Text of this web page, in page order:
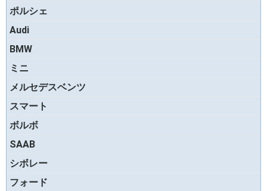
ポルシェ
Audi
BMW
ミニ
メルセデスベンツ
スマート
ボルボ
SAAB
シボレー
フォード